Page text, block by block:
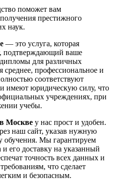
поможет вам
престижного
наук.
— это услуга, которая
подтверждающий ваше
для различных
среднее, профессиональное и
соответствуют
имеют юридическую силу, что
учреждениях, при
учебы.
Москве у нас прост и удобен.
наш сайт, указав нужную
обучения. Мы гарантируем
его доставку на указанный
точность всех данных и
что сделает
и безопасным.